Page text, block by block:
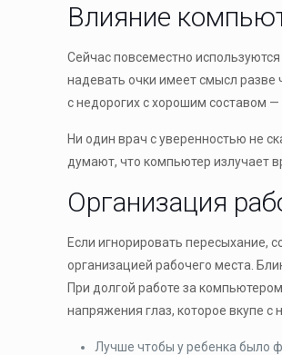
Влияние
Сейчас повсеместно
надевать очки имеет смысл разве
с недорогих с хорошим составом
Ни один врач с уверенностью не
думают, что компьютер излучает
Организация
Если игнорировать пересыхание,
организацией рабочего места.
При долгой работе за
напряжения глаз, которое вкупе
Лучше чтобы у ребенка было